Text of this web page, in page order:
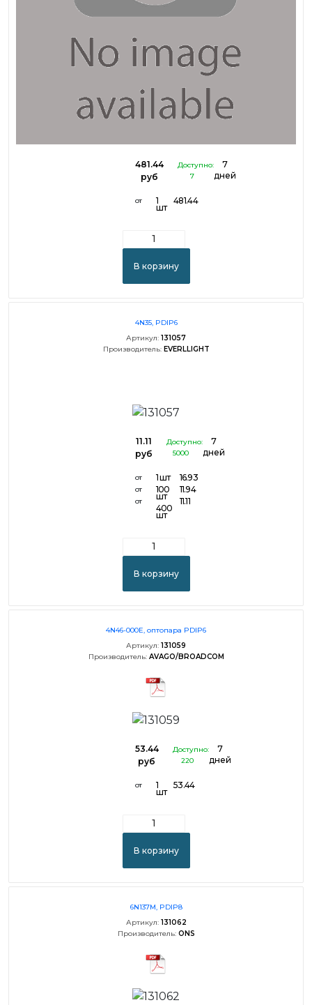
481.44
руб
Доступно:
7
7
дней
от 1
шт
481.44
В корзину
4N35, PDIP6
Артикул: 131057
Производитель: EVERLLIGHT
11.11
руб
Доступно:
5000
7
дней
от
от
от
1 шт
100
шт
400
шт
16.93
11.94
11.11
В корзину
4N46-000E, оптопара PDIP6
Артикул: 131059
Производитель: AVAGO/BROADCOM
53.44
руб
Доступно:
220
7
дней
от 1
шт
53.44
В корзину
6N137M, PDIP8
Артикул: 131062
Производитель: ONS